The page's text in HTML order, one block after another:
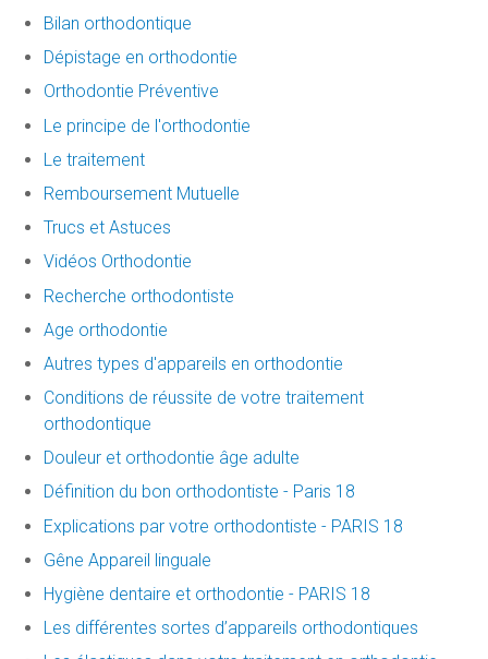
Bilan orthodontique
Dépistage en orthodontie
Orthodontie Préventive
Le principe de l'orthodontie
Le traitement
Remboursement Mutuelle
Trucs et Astuces
Vidéos Orthodontie
Recherche orthodontiste
Age orthodontie
Autres types d'appareils en orthodontie
Conditions de réussite de votre traitement
orthodontique
Douleur et orthodontie âge adulte
Définition du bon orthodontiste - Paris 18
Explications par votre orthodontiste - PARIS 18
Gêne Appareil linguale
Hygiène dentaire et orthodontie - PARIS 18
Les différentes sortes d’appareils orthodontiques